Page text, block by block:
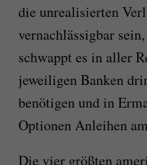
die unrealisierten
vernachlässigbar
schwappt es in aller
jeweiligen Banken
benötigen und in
Optionen Anleihen
Die vier größten